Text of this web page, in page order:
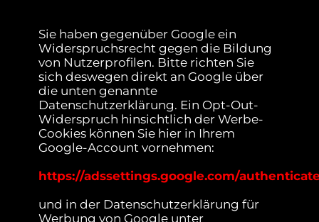
Sie haben gegenüber Google ein
Widerspruchsrecht gegen die Bildung
von Nutzerprofilen. Bitte richten Sie
sich deswegen direkt an Google über
die unten genannte
Datenschutzerklärung. Ein Opt-Out-
Widerspruch hinsichtlich der Werbe-
Cookies können Sie hier in Ihrem
Google-Account vornehmen:
https://adssettings.google.com/
und in der Datenschutzerklärung für
Werbung von Google unter